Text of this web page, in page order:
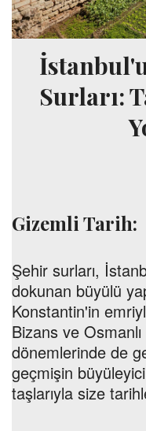
Surları:
Gizemli Tarih:
Şehir surları,
dokunan büyülü
Konstantin'in
Bizans ve
dönemlerinde de
geçmişin
taşlarıyla size